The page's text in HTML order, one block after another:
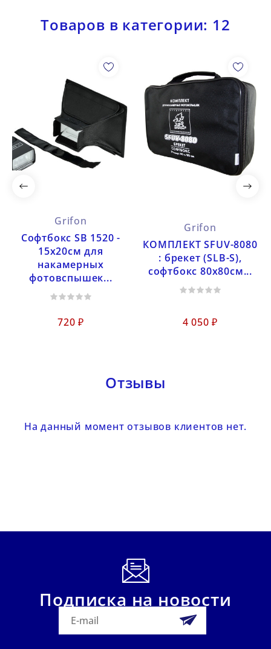
Товаров в категории: 12
Grifon
Софтбокс SB 1520 -
15х20см для
накамерных
фотовспышек...
720 ₽
Grifon
КОМПЛЕКТ SFUV-8080
: брекет (SLB-S),
софтбокс 80х80см...
4 050 ₽
Отзывы
На данный момент отзывов клиентов нет.
Подписка на новости